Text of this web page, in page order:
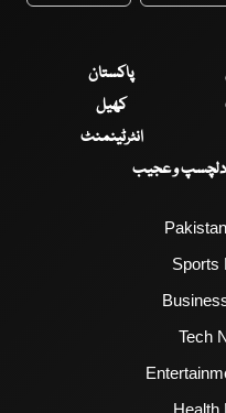
پاکستان
کھیل
انٹرٹینمنٹ
دلچسپ و عجیب
Sports
Tech